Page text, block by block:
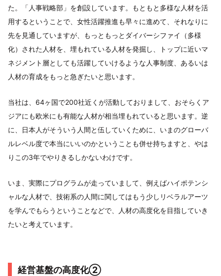
た。「人事戦略部」を創設しています。もともと多様な人材を活
用するということで、女性活躍推進も早々に進めて、それなりに
先を見通していますが、もっともっとダイバーシファイ（多様
化）された人材を、埋もれている人材を発掘し、トップに近いマ
ネジメント層としても活躍していけるような人事制度、あるいは
人材の育成をもっと急ぎたいと思います。
当社は、64ヶ国で200社近くが活動しておりまして、おそらくア
ジアにも欧米にも有能な人材が相当埋もれていると思います。逆
に、日本人がそういう人間と伍していくために、いまのグローバ
ルレベル度で本当にいいのかということも併せ持ちますと、やは
りこの3年でやりきるしかないわけです。
いま、実際にプログラムが走っていまして、例えばハイポテンシ
ャルな人材で、技術系の人間に関してはもう少しリベラルアーツ
を学んでもらうということなどで、人材の高度化を目指していき
たいと考えています。
経営基盤の高度化②